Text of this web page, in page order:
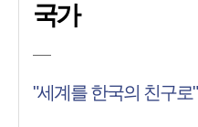
국가
"세계를 한국의 친구로"